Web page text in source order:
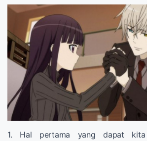
1. Hal pertama yang dapat kita